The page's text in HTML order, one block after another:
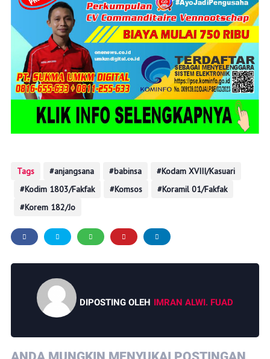
Tags anjangsana babinsa
Kodam XVIII/Kasuari
Kodim 1803/Fakfak
Komsos
Koramil 01/Fakfak
Korem 182/Jo
DIPOSTING OLEH IMRAN ALWI. FUAD